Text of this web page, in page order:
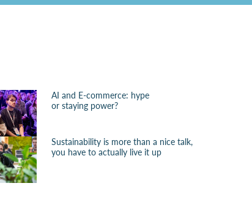
AI and E-commerce: hype
or staying power?
Sustainability is more than a nice talk,
you have to actually live it up